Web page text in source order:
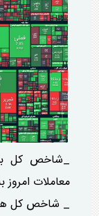
معاملات امروز به ۳ میلیون و ۲۶۵ هزار واحد
_ شاخص کل هم وزن: ۷